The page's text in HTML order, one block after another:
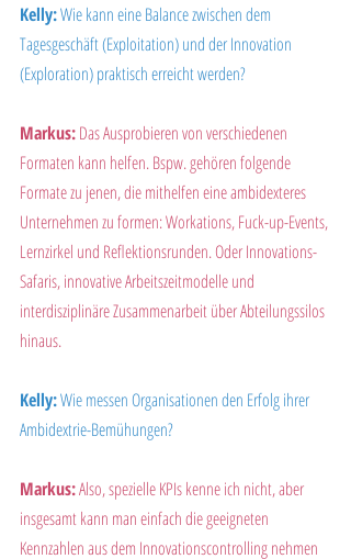
Kelly: Wie kann eine Balance zwischen dem
Tagesgeschäft (Exploitation) und der Innovation
(Exploration) praktisch erreicht werden?
Markus: Das Ausprobieren von verschiedenen
Formaten kann helfen. Bspw. gehören folgende
Formate zu jenen, die mithelfen eine ambidexteres
Unternehmen zu formen: Workations, Fuck-up-Events,
Lernzirkel und Reflektionsrunden. Oder Innovations-
Safaris, innovative Arbeitszeitmodelle und
interdisziplinäre Zusammenarbeit über Abteilungssilos
hinaus.
Kelly: Wie messen Organisationen den Erfolg ihrer
Ambidextrie-Bemühungen?
Markus: Also, spezielle KPIs kenne ich nicht, aber
insgesamt kann man einfach die geeigneten
Kennzahlen aus dem Innovationscontrolling nehmen